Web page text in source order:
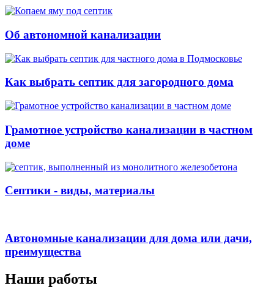
Об автономной канализации
Как выбрать септик для загородного дома
Грамотное устройство канализации в частном
доме
Септики - виды, материалы
Автономные канализации для дома или дачи,
преимущества
Наши работы